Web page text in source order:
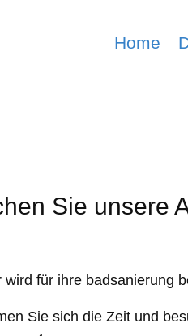
Home
Sie unsere
Sie sich die Zeit und